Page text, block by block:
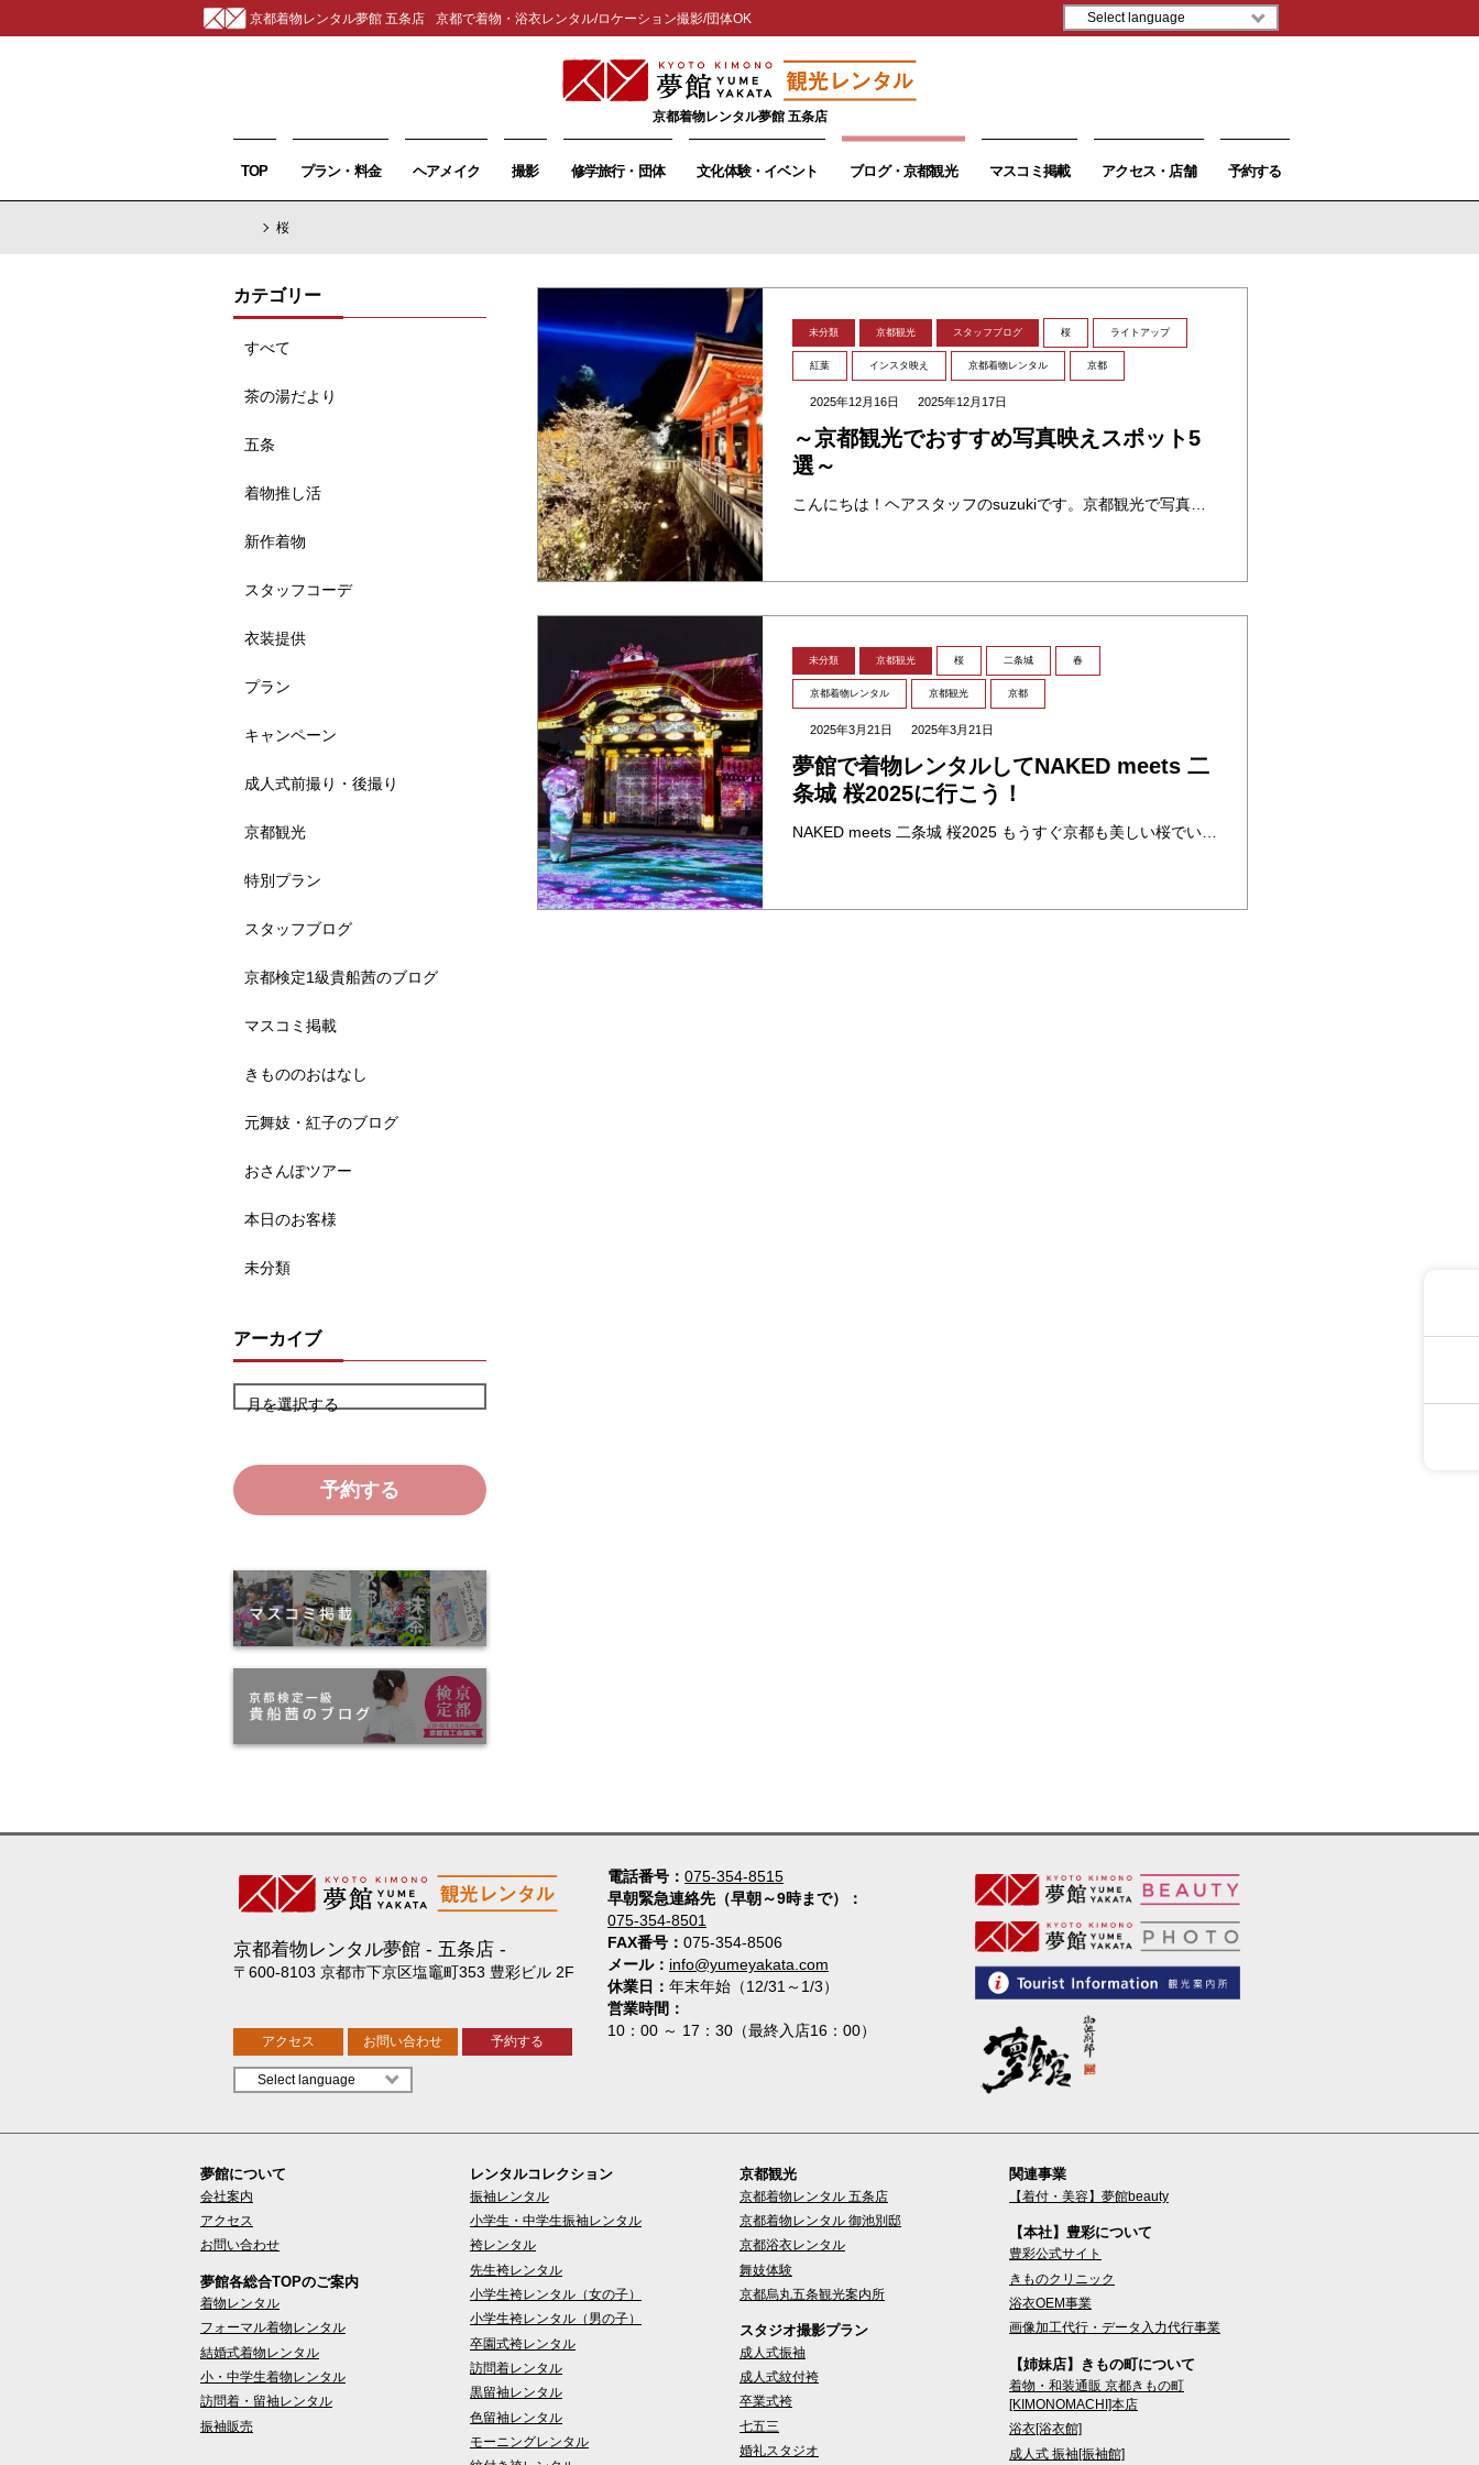
京都着物レンタル夢館 五条店 京都で着物・浴衣レンタル/ロケーション撮影/団体OK
京都着物レンタル夢館 五条店
TOP プラン・料金 ヘアメイク 撮影 修学旅行・団体 文化体験・イベント ブログ・京都観光 マスコミ掲載 アクセス・店舗 予約する
桜
カテゴリー
すべて
茶の湯だより
五条
着物推し活
新作着物
スタッフコーデ
衣装提供
プラン
キャンペーン
成人式前撮り・後撮り
京都観光
特別プラン
スタッフブログ
京都検定1級貴船茜のブログ
マスコミ掲載
きもののおはなし
元舞妓・紅子のブログ
おさんぽツアー
本日のお客様
未分類
アーカイブ
月を選択する
予約する
未分類 京都観光 スタッフブログ 桜 ライトアップ
紅葉 インスタ映え 京都着物レンタル 京都
2025年12月16日 2025年12月17日
～京都観光でおすすめ写真映えスポット5
選～
こんにちは！ヘアスタッフのsuzukiです。京都観光で写真を撮るならぜひここ！って場所を5選紹介します📸 京都観光写真映えスポット ①八坂庚申堂 カラフル背景№１ 京都の東山にある、カラフルなくくり猿で有名なお寺です。 ・・・
未分類 京都観光 桜 二条城 春
京都着物レンタル 京都観光 京都
2025年3月21日 2025年3月21日
夢館で着物レンタルしてNAKED meets 二
条城 桜2025に行こう！
NAKED meets 二条城 桜2025 もうすぐ京都も美しい桜でいっぱいになりますね。🌸 今年も二条城ではプロジェクションマッピングイベント「NAKED meets 二条城 桜2025」が開催され、幻想的な夜桜の世界 ・・・
電話番号
075-354-8515
早朝緊急連絡先（早朝～9時まで）
075-354-8501
FAX番号
075-354-8506
メール
info@yumeyakata.com
休業日
年末年始（12/31～1/3）
営業時間
10：00 ～ 17：30（最終入店16：00）
京都着物レンタル夢館 五条店
〒600-8103 京都市下京区塩竈町353 豊彩ビル 2F
アクセス お問い合わせ 予約する
夢館について
会社案内
アクセス
お問い合わせ
夢館各総合TOPのご案内
着物レンタル
フォーマル着物レンタル
結婚式着物レンタル
小・中学生着物レンタル
訪問着・留袖レンタル
振袖販売
レンタルコレクション
振袖レンタル
小学生・中学生振袖レンタル
袴レンタル
先生袴レンタル
小学生袴レンタル（女の子）
小学生袴レンタル（男の子）
卒園式袴レンタル
訪問着レンタル
黒留袖レンタル
色留袖レンタル
モーニングレンタル
京都観光
京都着物レンタル 五条店
京都着物レンタル 御池別邸
京都浴衣レンタル
舞妓体験
京都烏丸五条観光案内所
スタジオ撮影プラン
成人式振袖
成人式紋付袴
卒業式袴
七五三
婚礼スタジオ
関連事業
【着付・美容】夢館beauty
【本社】豊彩について
豊彩公式サイト
きものクリニック
浴衣OEM事業
画像加工代行・データ入力代行事業
【姉妹店】きもの町について
着物・和装通販 京都きもの町
[KIMONOMACHI]本店
浴衣[浴衣館]
成人式 振袖[振袖館]